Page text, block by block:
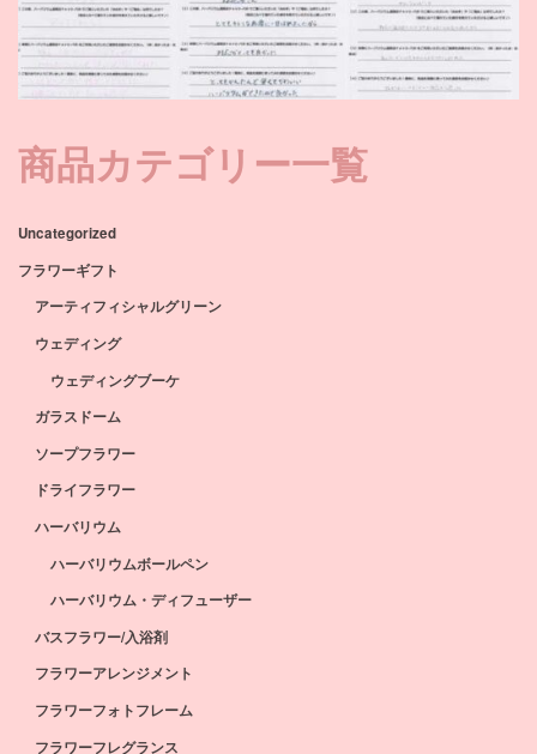
商品カテゴリー一覧
Uncategorized
フラワーギフト
アーティフィシャルグリーン
ウェディング
ウェディングブーケ
ガラスドーム
ソープフラワー
ドライフラワー
ハーバリウム
ハーバリウムボールペン
ハーバリウム・ディフューザー
バスフラワー/入浴剤
フラワーアレンジメント
フラワーフォトフレーム
フラワーフレグランス